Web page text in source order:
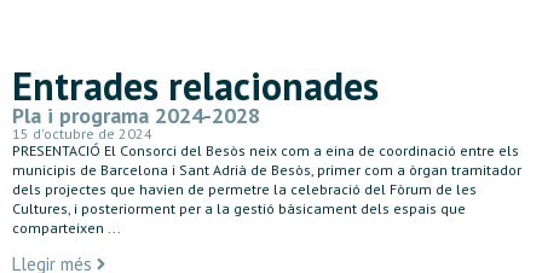
Entrades relacionades
Pla i programa 2024-2028
15 d'octubre de 2024
PRESENTACIÓ El Consorci del Besòs neix com a eina de coordinació entre els
municipis de Barcelona i Sant Adrià de Besòs, primer com a òrgan tramitador
dels projectes que havien de permetre la celebració del Fòrum de les
Cultures, i posteriorment per a la gestió bàsicament dels espais que
comparteixen ...
Llegir més